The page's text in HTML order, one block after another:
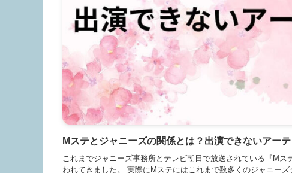
Mステとジャニーズの関係とは？出演できないアーテ
これまでジャニーズ事務所とテレビ朝日で放送されている『M
われてきました。 実際にMステにはこれまで数多くのジャニー